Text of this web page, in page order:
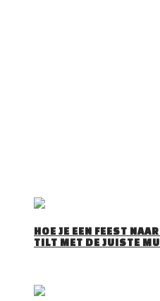
HOE JE EEN FEEST
TILT MET DE JUISTE